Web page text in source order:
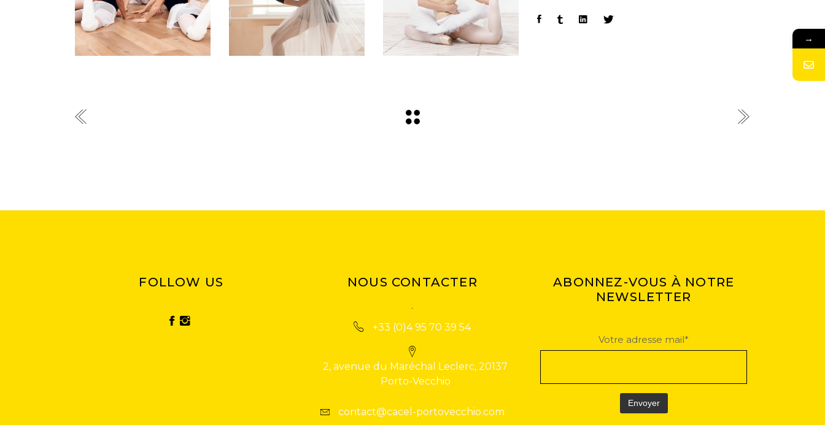
FOLLOW US NOUS CONTACTER
+33 (0)4 95 70 39 54
2, avenue du Maréchal Leclerc, 20137
Porto-Vecchio
contact@cacel-portovecchio.com
ABONNEZ-VOUS À NOTRE
NEWSLETTER
Votre adresse mail*
→